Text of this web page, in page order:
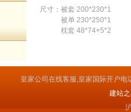
尺寸：被套 200*230*1
被单 230*250*1
枕套 48*74+5*2
皇家公司在线客服,皇家国际开户
建站